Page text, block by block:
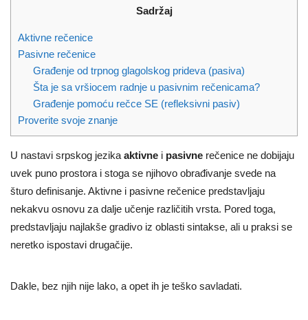
Sadržaj
Aktivne rečenice
Pasivne rečenice
Građenje od trpnog glagolskog prideva (pasiva)
Šta je sa vršiocem radnje u pasivnim rečenicama?
Građenje pomoću rečce SE (refleksivni pasiv)
Proverite svoje znanje
U nastavi srpskog jezika aktivne i pasivne rečenice ne dobijaju
uvek puno prostora i stoga se njihovo obrađivanje svede na
šturo definisanje. Aktivne i pasivne rečenice predstavljaju
nekakvu osnovu za dalje učenje različitih vrsta. Pored toga,
predstavljaju najlakše gradivo iz oblasti sintakse, ali u praksi se
neretko ispostavi drugačije.
Dakle, bez njih nije lako, a opet ih je teško savladati.